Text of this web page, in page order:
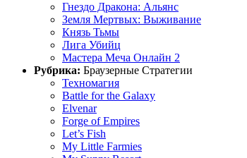
Гнездо Дракона: Альянс
Земля Мертвых: Выживание
Князь Тьмы
Лига Убийц
Мастера Меча Онлайн 2
Рубрика: Браузерные Стратегии
Техномагия
Battle for the Galaxy
Elvenar
Forge of Empires
Let’s Fish
My Little Farmies